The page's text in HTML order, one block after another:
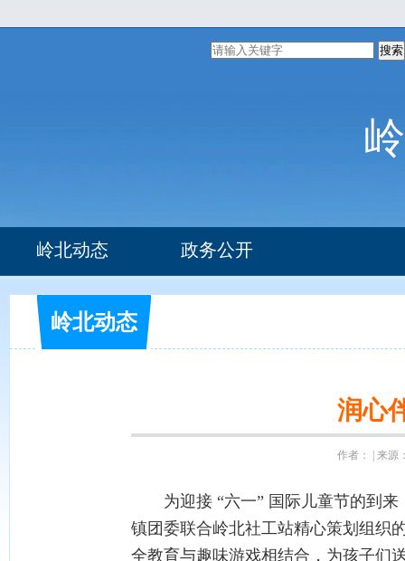
搜索
岭北动态 政务公开
组织机构 办事指南
部门文件
岭北动态
润心
作者： | 来源
为迎接 “六一” 国际儿童节的到来
镇团委联合岭北社工站精心策划组织
全教育与趣味游戏相结合，为孩子们